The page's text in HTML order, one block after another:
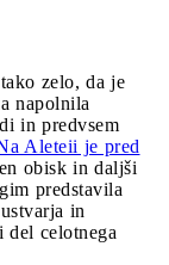
zelo, da je
napolnila
in predvsem
Aleteii je pred
obisk in daljši
predstavila
in
celotnega